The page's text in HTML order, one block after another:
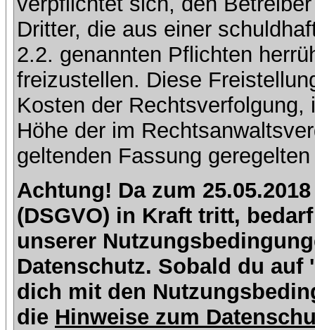
Dritter, die aus einer
2.2. genannten Pflichten
freizustellen. Diese
Kosten der
Höhe der im
geltenden Fassung
Achtung! Da zum
(DSGVO) in Kraft tritt,
unserer
Datenschutz. Sobald du
dich mit den
die Hinweise zum